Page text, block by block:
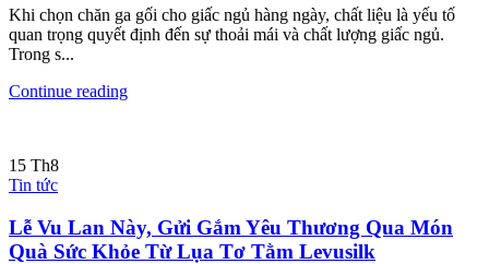
Khi chọn chăn ga gối cho giấc ngủ hàng ngày, chất liệu là yếu tố
quan trọng quyết định đến sự thoải mái và chất lượng giấc ngủ.
Trong s...
Continue reading
15 Th8
Tin tức
Lễ Vu Lan Này, Gửi Gắm Yêu Thương Qua Món
Quà Sức Khỏe Từ Lụa Tơ Tằm Levusilk